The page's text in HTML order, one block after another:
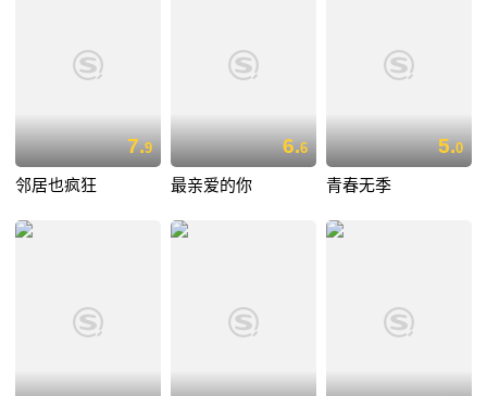
7.9
邻居也疯狂
6.6
最亲爱的你
5.0
青春无季